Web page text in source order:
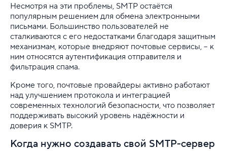
Несмотря на эти проблемы, SMTP остаётся
популярным решением для обмена электронными
письмами. Большинство пользователей не
сталкиваются с его недостатками благодаря защитным
механизмам, которые внедряют почтовые сервисы, – к
ним относятся аутентификация отправителя и
фильтрация спама.
Кроме того, почтовые провайдеры активно работают
над улучшением протокола и интеграцией
современных технологий безопасности, что позволяет
поддерживать высокий уровень надёжности и
доверия к SMTP.
Когда нужно создавать свой SMTP-сервер